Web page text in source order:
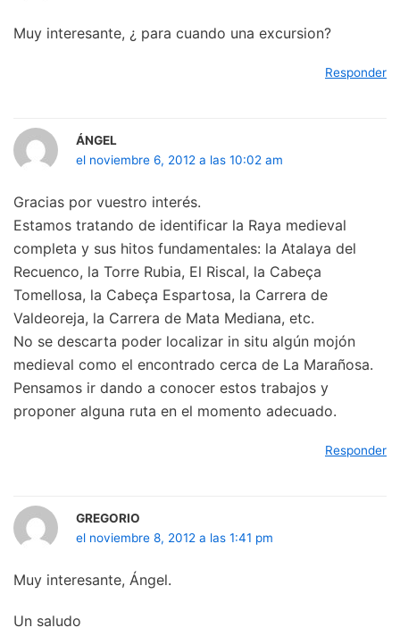
Muy interesante, ¿ para cuando una excursion?
Responder
ÁNGEL
el noviembre 6, 2012 a las 10:02 am
Gracias por vuestro interés.
Estamos tratando de identificar la Raya medieval
completa y sus hitos fundamentales: la Atalaya del
Recuenco, la Torre Rubia, El Riscal, la Cabeça
Tomellosa, la Cabeça Espartosa, la Carrera de
Valdeoreja, la Carrera de Mata Mediana, etc.
No se descarta poder localizar in situ algún mojón
medieval como el encontrado cerca de La Marañosa.
Pensamos ir dando a conocer estos trabajos y
proponer alguna ruta en el momento adecuado.
Responder
GREGORIO
el noviembre 8, 2012 a las 1:41 pm
Muy interesante, Ángel.
Un saludo